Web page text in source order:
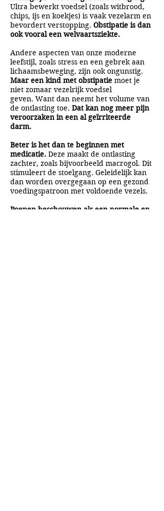
Ultra bewerkt voedsel (zoals witbrood,
chips, ijs en koekjes) is vaak vezelarm en
bevordert verstopping. Obstipatie is dan
ook vooral een welvaartsziekte.
Andere aspecten van onze moderne
leefstijl, zoals stress en een gebrek aan
lichaamsbeweging, zijn ook ongunstig.
Maar een kind met obstipatie moet je
niet zomaar vezelrijk voedsel
geven. Want dan neemt het volume van
de ontlasting toe. Dat kan nog meer pijn
veroorzaken in een al geïrriteerde
darm.
Beter is het dan te beginnen met
medicatie. Deze maakt de ontlasting
zachter, zoals bijvoorbeeld macrogol. Dit
stimuleert de stoelgang. Geleidelijk kan
dan worden overgegaan op een gezond
voedingspatroon met voldoende vezels.
Poepen beschouwen als een normale en